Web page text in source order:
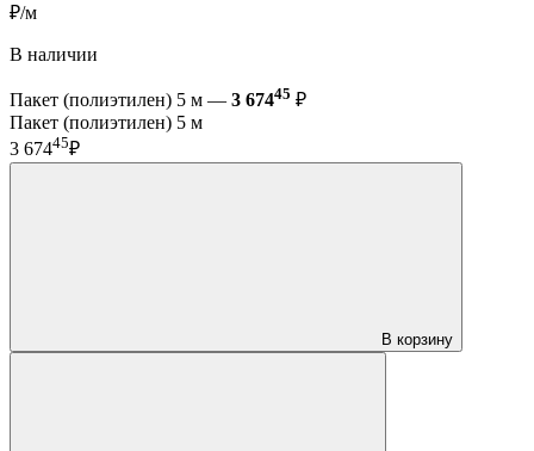
₽/м
В наличии
Пакет (полиэтилен) 5 м — 3 67445 ₽
Пакет (полиэтилен) 5 м
3 67445₽
В корзину